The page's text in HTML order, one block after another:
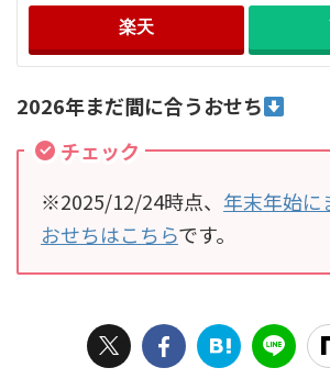
楽天
2026年まだ間に合うおせち
チェック
※2025/12/24時点、 年末年始に
おせちはこちらです。